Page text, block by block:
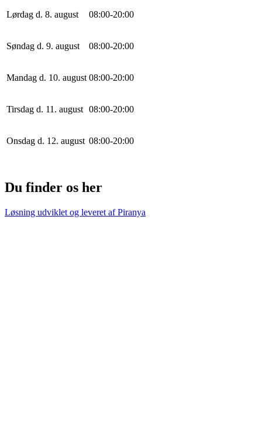
Lørdag d. 8. august 08:00-20:00
Søndag d. 9. august 08:00-20:00
Mandag d. 10. august 08:00-20:00
Tirsdag d. 11. august 08:00-20:00
Onsdag d. 12. august 08:00-20:00
Du finder os her
Løsning udviklet og leveret afPiranya